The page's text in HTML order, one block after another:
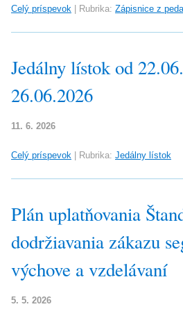
Celý príspevok Rubrika: Zápisnice z
Jedálny lístok od
26.06.2026
11. 6. 2026
Celý príspevok Rubrika: Jedálny lístok
Plán uplatňovania
dodržiavania zákazu
výchove a vzdelávaní
5. 5. 2026